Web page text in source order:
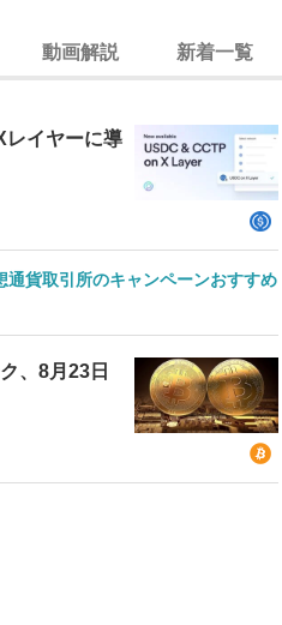
動画解説 新着一覧
イヤーに導
通貨取引所のキャンペーンおすすめ
、8月23日